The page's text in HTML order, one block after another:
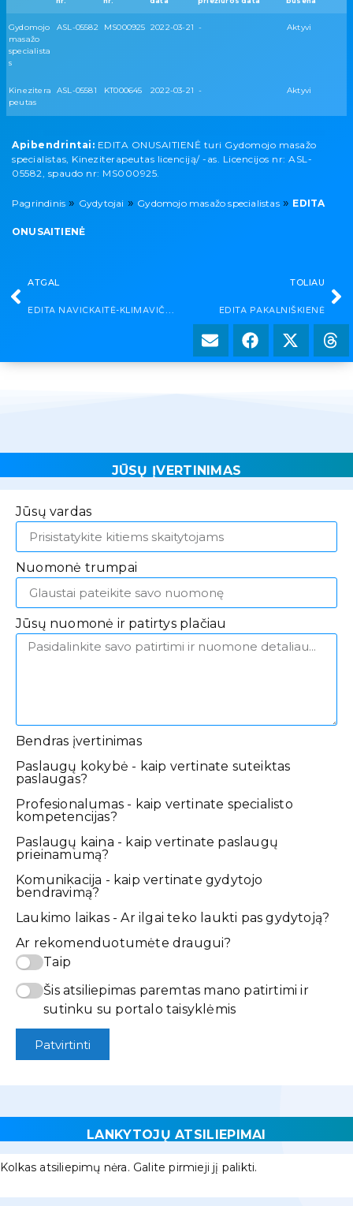
Gydomojo
masažo
specialista
s
ASL-05582 MS000925 2022-03-21 - Aktyvi
Kinezitera
peutas
ASL-05581 KT000645 2022-03-21 - Aktyvi
Apibendrintai: EDITA ONUSAITIENĖ turi Gydomojo masažo
specialistas, Kineziterapeutas licenciją/ -as. Licencijos nr: ASL-
05582, spaudo nr: MS000925.
Pagrindinis » Gydytojai » Gydomojo masažo specialistas» EDITA
ONUSAITIENĖ
ATGAL
EDITA NAVICKAITĖ-KLIMAVIČIENĖ
TOLIAU
EDITA PAKALNIŠKIENĖ
JŪSŲ ĮVERTINIMAS
Jūsų vardas
Nuomonė trumpai
Jūsų nuomonė ir patirtys plačiau
Bendras įvertinimas
Paslaugų kokybė - kaip vertinate suteiktas
paslaugas?
Profesionalumas - kaip vertinate specialisto
kompetencijas?
Paslaugų kaina - kaip vertinate paslaugų
prieinamumą?
Komunikacija - kaip vertinate gydytojo
bendravimą?
Laukimo laikas - Ar ilgai teko laukti pas gydytoją?
Ar rekomenduotumėte draugui?
Taip
Šis atsiliepimas paremtas mano patirtimi ir
sutinku su portalo taisyklėmis
Patvirtinti
LANKYTOJŲ ATSILIEPIMAI
Kolkas atsiliepimų nėra. Galite pirmieji jį palikti.